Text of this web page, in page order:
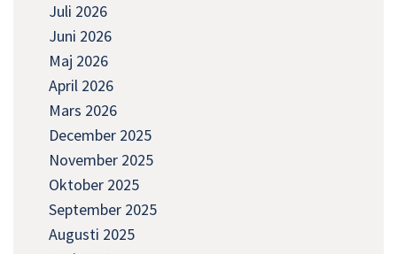
Juli 2026
Juni 2026
Maj 2026
April 2026
Mars 2026
December 2025
November 2025
Oktober 2025
September 2025
Augusti 2025